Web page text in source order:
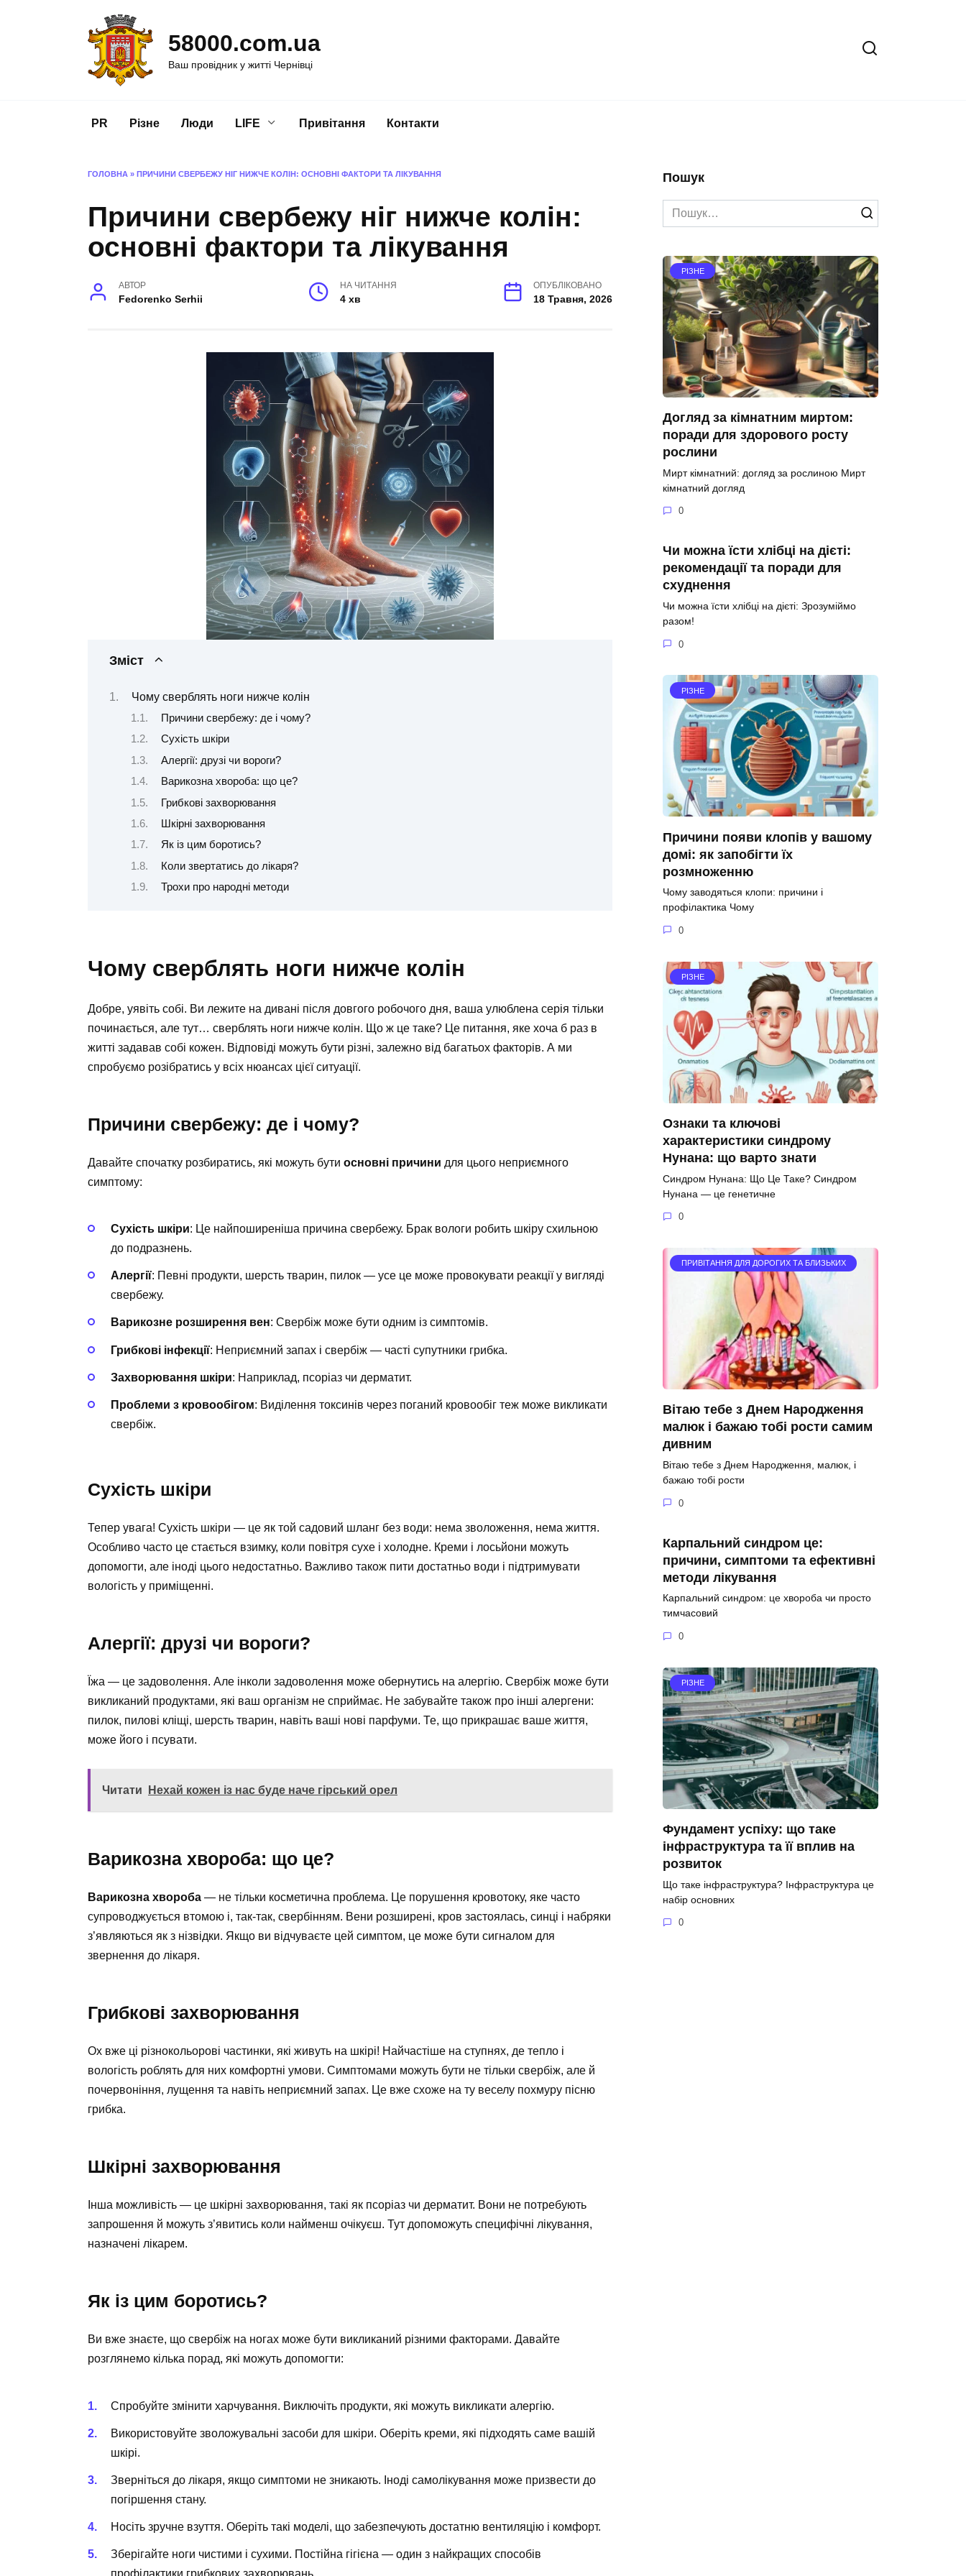
58000.com.ua
Ваш провідник у житті Чернівці
PR Різне Люди LIFE Привітання Контакти
ГОЛОВНА » ПРИЧИНИ СВЕРБЕЖУ НІГ НИЖЧЕ КОЛІН: ОСНОВНІ ФАКТОРИ ТА ЛІКУВАННЯ
Причини свербежу ніг нижче колін:
основні фактори та лікування
АВТОР
Fedorenko Serhii
НА ЧИТАННЯ
4 хв
ОПУБЛІКОВАНО
18 Травня, 2026
Зміст
Чому сверблять ноги нижче колін
Причини свербежу: де і чому?
Сухість шкіри
Алергії: друзі чи вороги?
Варикозна хвороба: що це?
Грибкові захворювання
Шкірні захворювання
Як із цим боротись?
Коли звертатись до лікаря?
Трохи про народні методи
Чому сверблять ноги нижче колін
Добре, уявіть собі. Ви лежите на дивані після довгого робочого дня, ваша улюблена серія тільки
починається, але тут… сверблять ноги нижче колін. Що ж це таке? Це питання, яке хоча б раз в
житті задавав собі кожен. Відповіді можуть бути різні, залежно від багатьох факторів. А ми
спробуємо розібратись у всіх нюансах цієї ситуації.
Причини свербежу: де і чому?
Давайте спочатку розбиратись, які можуть бути основні причини для цього неприємного
симптому:
Сухість шкіри: Це найпоширеніша причина свербежу. Брак вологи робить шкіру схильною
до подразнень.
Алергії: Певні продукти, шерсть тварин, пилок — усе це може провокувати реакції у вигляді
свербежу.
Варикозне розширення вен: Свербіж може бути одним із симптомів.
Грибкові інфекції: Неприємний запах і свербіж — часті супутники грибка.
Захворювання шкіри: Наприклад, псоріаз чи дерматит.
Проблеми з кровообігом: Виділення токсинів через поганий кровообіг теж може викликати
свербіж.
Сухість шкіри
Тепер увага! Сухість шкіри — це як той садовий шланг без води: нема зволоження, нема життя.
Особливо часто це стається взимку, коли повітря сухе і холодне. Креми і лосьйони можуть
допомогти, але іноді цього недостатньо. Важливо також пити достатньо води і підтримувати
вологість у приміщенні.
Алергії: друзі чи вороги?
Їжа — це задоволення. Але інколи задоволення може обернутись на алергію. Свербіж може бути
викликаний продуктами, які ваш організм не сприймає. Не забувайте також про інші алергени:
пилок, пилові кліщі, шерсть тварин, навіть ваші нові парфуми. Те, що прикрашає ваше життя,
може його і псувати.
Читати Нехай кожен із нас буде наче гірський орел
Варикозна хвороба: що це?
Варикозна хвороба — не тільки косметична проблема. Це порушення кровотоку, яке часто
супроводжується втомою і, так-так, свербінням. Вени розширені, кров застоялась, синці і набряки
з’являються як з нізвідки. Якщо ви відчуваєте цей симптом, це може бути сигналом для
звернення до лікаря.
Грибкові захворювання
Ох вже ці різнокольорові частинки, які живуть на шкірі! Найчастіше на ступнях, де тепло і
вологість роблять для них комфортні умови. Симптомами можуть бути не тільки свербіж, але й
почервоніння, лущення та навіть неприємний запах. Це вже схоже на ту веселу похмуру пісню
грибка.
Шкірні захворювання
Інша можливість — це шкірні захворювання, такі як псоріаз чи дерматит. Вони не потребують
запрошення й можуть з’явитись коли найменш очікуєш. Тут допоможуть специфічні лікування,
назначені лікарем.
Як із цим боротись?
Ви вже знаєте, що свербіж на ногах може бути викликаний різними факторами. Давайте
розглянемо кілька порад, які можуть допомогти:
Спробуйте змінити харчування. Виключіть продукти, які можуть викликати алергію.
Використовуйте зволожувальні засоби для шкіри. Оберіть креми, які підходять саме вашій
шкірі.
Зверніться до лікаря, якщо симптоми не зникають. Іноді самолікування може призвести до
погіршення стану.
Носіть зручне взуття. Оберіть такі моделі, що забезпечують достатню вентиляцію і комфорт.
Зберігайте ноги чистими і сухими. Постійна гігієна — один з найкращих способів
Пошук
Search
for:
РІЗНЕ
Догляд за кімнатним миртом:
поради для здорового росту
рослини
Мирт кімнатний: догляд за рослиною Мирт
кімнатний догляд
0
Чи можна їсти хлібці на дієті:
рекомендації та поради для
схуднення
Чи можна їсти хлібці на дієті: Зрозуміймо
разом!
0
РІЗНЕ
Причини появи клопів у вашому
домі: як запобігти їх
розмноженню
Чому заводяться клопи: причини і
профілактика Чому
0
РІЗНЕ
Ознаки та ключові
характеристики синдрому
Нунана: що варто знати
Синдром Нунана: Що Це Таке? Синдром
Нунана — це генетичне
0
ПРИВІТАННЯ ДЛЯ ДОРОГИХ ТА БЛИЗЬКИХ
Вітаю тебе з Днем Народження
малюк і бажаю тобі рости самим
дивним
Вітаю тебе з Днем Народження, малюк, і
бажаю тобі рости
0
Карпальний синдром це:
причини, симптоми та ефективні
методи лікування
Карпальний синдром: це хвороба чи просто
тимчасовий
0
РІЗНЕ
Фундамент успіху: що таке
інфраструктура та її вплив на
розвиток
Що таке інфраструктура? Інфраструктура це
набір основних
0